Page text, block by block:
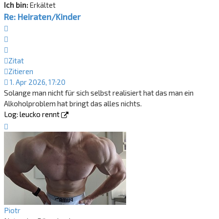
Ich bin:Erkältet
Re: Heiraten/Kinder
Zitat
Zitieren
1. Apr 2026, 17:20
Solange man nicht für sich selbst realisiert hat das man ein
Alkoholproblem hat bringt das alles nichts.
Log: leucko rennt
oben
Piotr